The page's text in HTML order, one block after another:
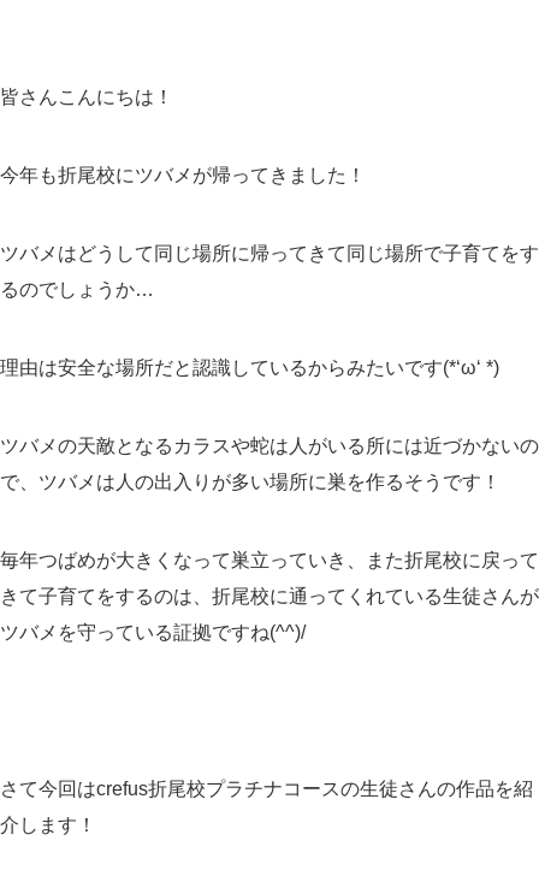
皆さんこんにちは！
今年も折尾校にツバメが帰ってきました！
ツバメはどうして同じ場所に帰ってきて同じ場所で子育てをす
るのでしょうか…
理由は安全な場所だと認識しているからみたいです(*‘ω‘ *)
ツバメの天敵となるカラスや蛇は人がいる所には近づかないの
で、ツバメは人の出入りが多い場所に巣を作るそうです！
毎年つばめが大きくなって巣立っていき、また折尾校に戻って
きて子育てをするのは、折尾校に通ってくれている生徒さんが
ツバメを守っている証拠ですね(^^)/
さて今回はcrefus折尾校プラチナコースの生徒さんの作品を紹
介します！